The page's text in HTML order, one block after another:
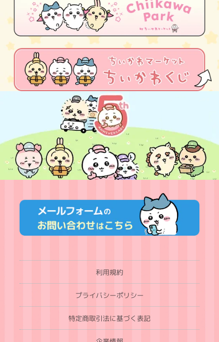
利用規約
プライバシーポリシー
特定商取引法に基づく表記